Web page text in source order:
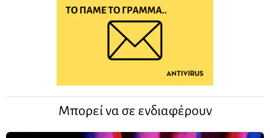
Μπορεί να σε ενδιαφέρουν